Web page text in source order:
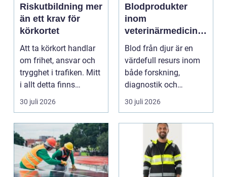
Riskutbildning mer
än ett krav för
körkortet
Att ta körkort handlar
om frihet, ansvar och
trygghet i trafiken. Mitt
i allt detta finns
riskutbild...
30 juli 2026
Blodprodukter
inom
veterinärmedicin
funktion, kvalitet
och användning
Blod från djur är en
värdefull resurs inom
både forskning,
diagnostik och
veterinärmedicin. När
blod...
30 juli 2026